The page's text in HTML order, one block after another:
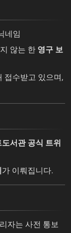
네임
않는 한 영구 보
접수받고 있으며,
서관 공식 트위
가 이뤄집니다.
자는 사전 통보